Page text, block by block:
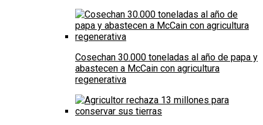
Cosechan 30.000 toneladas al año de papa y
abastecen a McCain con agricultura
regenerativa